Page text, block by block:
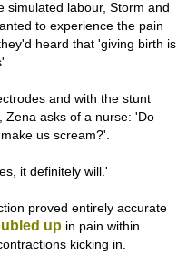
simulated labour, Storm and
to experience the pain
heard that 'giving birth is
and with the stunt
Zena asks of a nurse: 'Do
us scream?'.
it definitely will.'
proved entirely accurate
up in pain within
kicking in.